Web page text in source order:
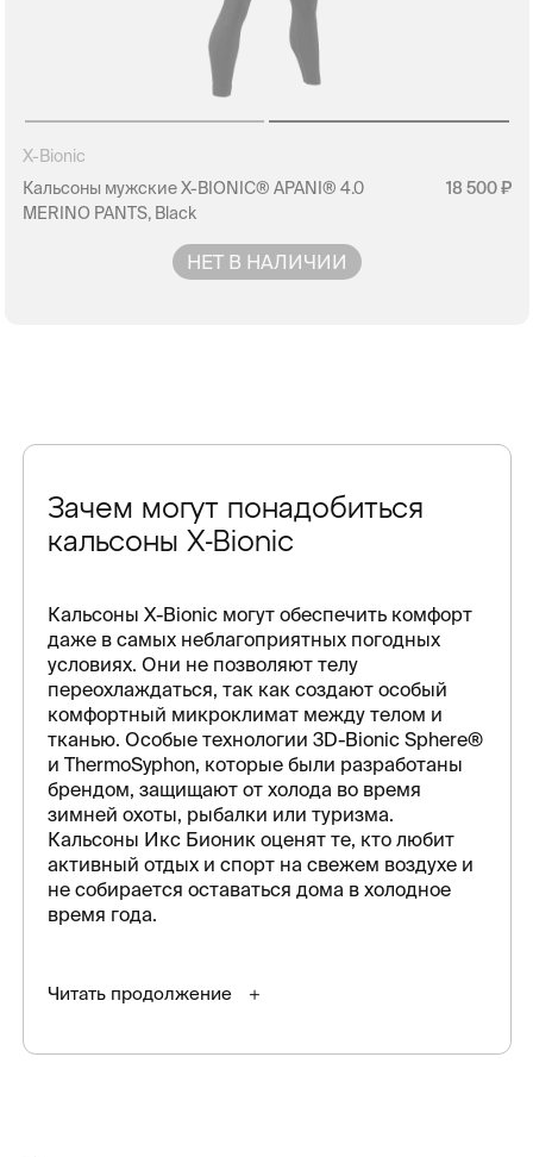
X-Bionic
Кальсоны мужские X-BIONIC® APANI® 4.0
MERINO PANTS, Black
18 500
НЕТ В НАЛИЧИИ
Зачем могут понадобиться
кальсоны X-Bionic
Кальсоны X-Bionic могут обеспечить комфорт
даже в самых неблагоприятных погодных
условиях. Они не позволяют телу
переохлаждаться, так как создают особый
комфортный микроклимат между телом и
тканью. Особые технологии 3D-Bionic Sphere®
и ThermoSyphon, которые были разработаны
брендом, защищают от холода во время
зимней охоты, рыбалки или туризма.
Кальсоны Икс Бионик оценят те, кто любит
активный отдых и спорт на свежем воздухе и
не собирается оставаться дома в холодное
время года.
Читать продолжение